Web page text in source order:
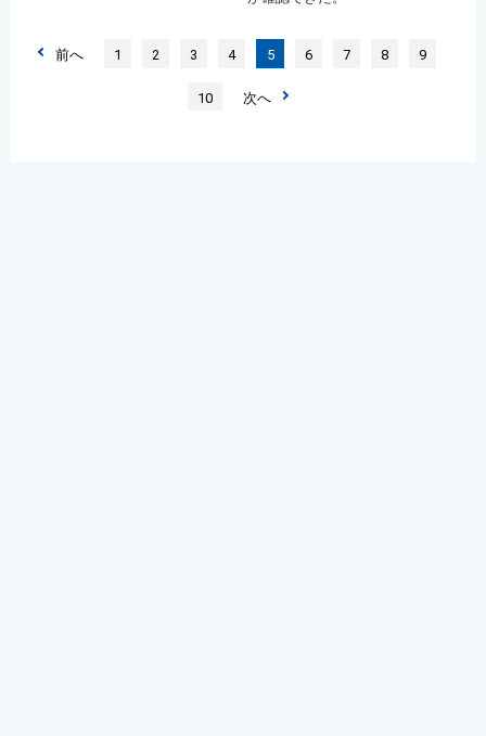
前へ 1 2 3 4 5 6 7 8 9
10 次へ